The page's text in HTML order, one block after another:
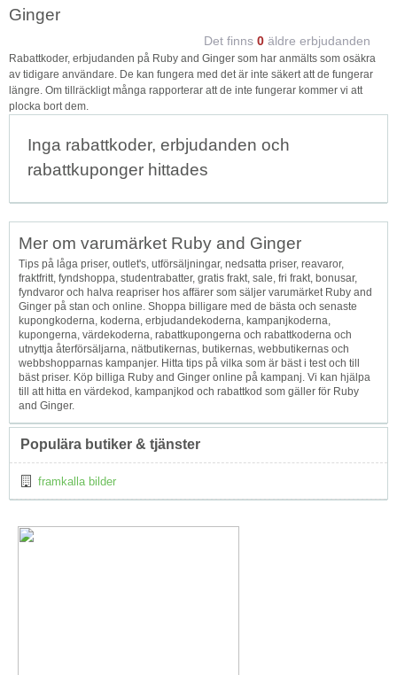
Ginger
Det finns 0 äldre erbjudanden
Rabattkoder, erbjudanden på Ruby and Ginger som har anmälts som osäkra
av tidigare användare. De kan fungera med det är inte säkert att de fungerar
längre. Om tillräckligt många rapporterar att de inte fungerar kommer vi att
plocka bort dem.
Inga rabattkoder, erbjudanden och
rabattkuponger hittades
Mer om varumärket Ruby and Ginger
Tips på låga priser, outlet's, utförsäljningar, nedsatta priser, reavaror,
fraktfritt, fyndshoppa, studentrabatter, gratis frakt, sale, fri frakt, bonusar,
fyndvaror och halva reapriser hos affärer som säljer varumärket Ruby and
Ginger på stan och online. Shoppa billigare med de bästa och senaste
kupongkoderna, koderna, erbjudandekoderna, kampanjkoderna,
kupongerna, värdekoderna, rabattkupongerna och rabattkoderna och
utnyttja återförsäljarna, nätbutikernas, butikernas, webbutikernas och
webbshopparnas kampanjer. Hitta tips på vilka som är bäst i test och till
bäst priser. Köp billiga Ruby and Ginger online på kampanj. Vi kan hjälpa
till att hitta en värdekod, kampanjkod och rabattkod som gäller för Ruby
and Ginger.
Populära butiker & tjänster
framkalla bilder